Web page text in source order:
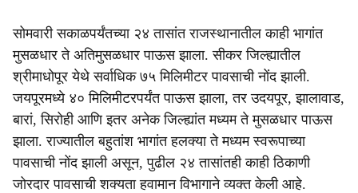
सोमवारी सकाळपर्यंतच्या २४ तासांत राजस्थानातील काही भागांत
मुसळधार ते अतिमुसळधार पाऊस झाला. सीकर जिल्ह्यातील
श्रीमाधोपूर येथे सर्वाधिक ७५ मिलिमीटर पावसाची नोंद झाली.
जयपूरमध्ये ४० मिलिमीटरपर्यंत पाऊस झाला, तर उदयपूर, झालावाड,
बारां, सिरोही आणि इतर अनेक जिल्ह्यांत मध्यम ते मुसळधार पाऊस
झाला. राज्यातील बहुतांश भागांत हलक्या ते मध्यम स्वरूपाच्या
पावसाची नोंद झाली असून, पुढील २४ तासांतही काही ठिकाणी
जोरदार पावसाची शक्यता हवामान विभागाने व्यक्त केली आहे.